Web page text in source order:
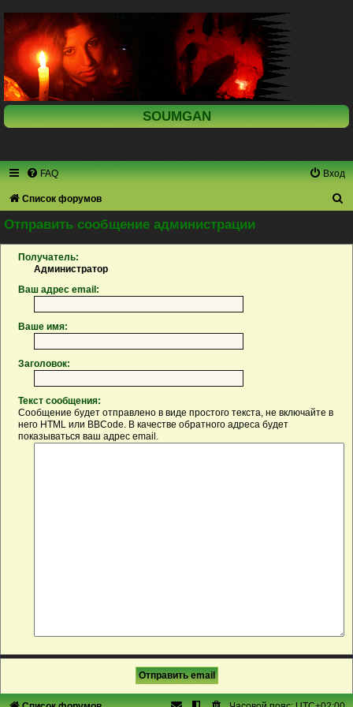
SOUMGAN
FAQ Вход
Список форумов
Отправить сообщение администрации
Получатель:
Администратор
Ваш адрес email:
Ваше имя:
Заголовок:
Текст сообщения:
Сообщение будет отправлено в виде простого текста, не включайте в
него HTML или BBCode. В качестве обратного адреса будет
показываться ваш адрес email.